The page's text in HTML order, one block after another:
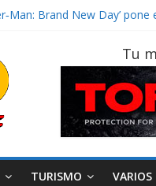
gana protagonismo
tu vehículo si permanece
edición 47ª, recorre 7
Sinotruk Bolden para cubrir
Tu
TURISMO VARIOS